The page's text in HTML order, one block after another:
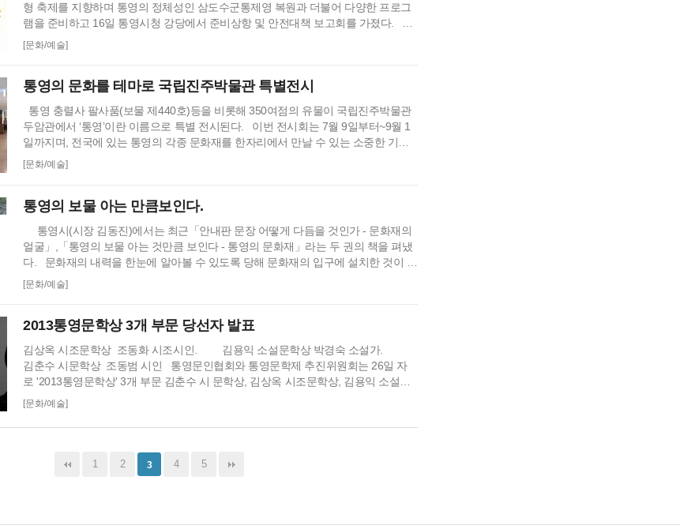
형 축제를 지향하며 통영의 정체성인 삼도수군통제영 복원과 더불어 다양한 프로그
램을 준비하고 16일 통영시청 강당에서 준비상항 및 안전대책 보고회를 가졌다. 올
해의 축제는 8월 14일 ‘얼씨구! 통제영!’, 15일 ‘절씨구! 통제영!’, 16일 ‘좋구나! 통제
[문화/예술]
통영의 문화를 테마로 국립진주박물관 특별전시
통영 충렬사 팔사품(보물 제440호)등을 비롯해 350여점의 유물이 국립진주박물관
두암관에서 ‘통영’이란 이름으로 특별 전시된다. 이번 전시회는 7월 9일부터~9월 1
일까지며, 전국에 있는 통영의 각종 문화재를 한자리에서 만날 수 있는 소중한 기회
이기도 하다. 통영지역의 역사와 문화를 소개 네가지 주제로 첫 번째는‘사람과 물류
해 통영지역…
[문화/예술]
통영의 보물 아는 만큼보인다.
통영시(시장 김동진)에서는 최근「안내판 문장 어떻게 다듬을 것인가 - 문화재의
얼굴」,「통영의 보물 아는 것만큼 보인다 - 통영의 문화재」라는 두 권의 책을 펴냈
다. 문화재의 내력을 한눈에 알아볼 수 있도록 당해 문화재의 입구에 설치한 것이 문
화재 안내판이다. 이 안내판의 문장에는 어려운 용어가 섞여 있을 뿐만 아니라 잘못
[문화/예술]
2013통영문학상 3개 부문 당선자 발표
김상옥 시조문학상 조동화 시조시인. 김용익 소설문학상 박경숙 소설가.
김춘수 시문학상 조동범 시인 통영문인협회와 통영문학제 추진위원회는 26일 자
로 '2013통영문학상' 3개 부문 김춘수 시 문학상, 김상옥 시조문학상, 김용익 소설문
학상의 당선자를 발표했다. 올해 각 상을 받게 된 3인…
[문화/예술]
1 2 3 4 5